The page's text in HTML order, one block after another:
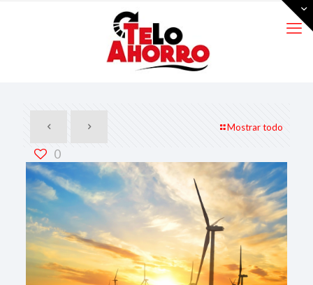
Mostrar todo
0